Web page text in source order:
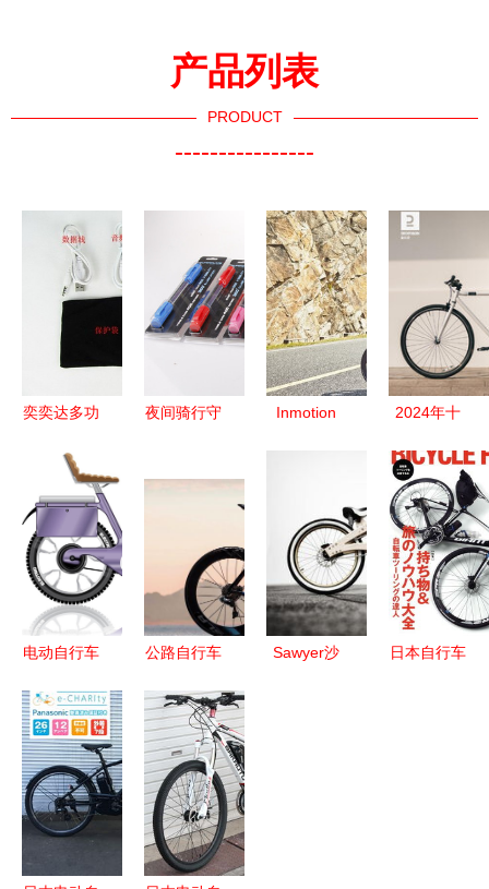
产品列表
PRODUCT
----------------
奕奕达多功
小音响 骑
行伴侣，户
外音效优选
夜间骑行守
位解读最新
Inmotion
满“公路
味”的城市
通勤利器
2024年十
侬自行车产
品盘点 从
城市通勤到
山地探险
电动自行车
潮流与矢量
图设计解析
公路自行车
选？不了解
这三大派
系，可别说
自己是车迷
Sawyer沙
日本自行车